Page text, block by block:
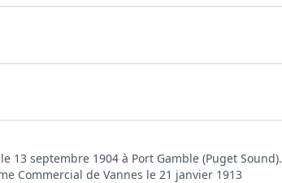
13 septembre 1904 à Port Gamble (Puget Sound).
Commercial de Vannes le 21 janvier 1913